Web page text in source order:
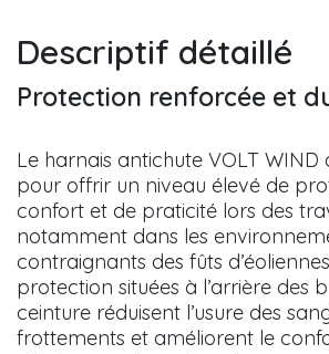
Descriptif détaillé
Protection renforcée et
Le harnais antichute VOLT WIND
pour offrir un niveau élevé de
confort et de praticité lors des
notamment dans les
contraignants des fûts
protection situées à l’arrière des
ceinture réduisent l’usure des
frottements et améliorent le